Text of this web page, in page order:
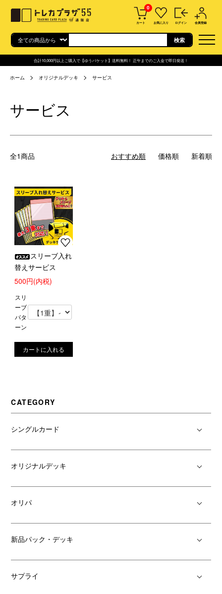
0
カート お気に入り ログイン 会員登録
合計10,000円以上ご購入で【ゆうパケット】送料無料！ 正午までのご入金で即日発送！
ホーム オリジナルデッキ サービス
サービス
全1商品 おすすめ順 価格順 新着順
スリーブ入れ
替えサービス
500円(内税)
スリ
ーブ
パタ
ーン
CATEGORY
シングルカード
オリジナルデッキ
オリパ
新品パック・デッキ
サプライ